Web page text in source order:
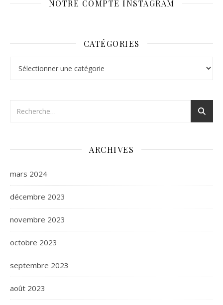
NOTRE COMPTE INSTAGRAM
CATÉGORIES
ARCHIVES
mars 2024
décembre 2023
novembre 2023
octobre 2023
septembre 2023
août 2023